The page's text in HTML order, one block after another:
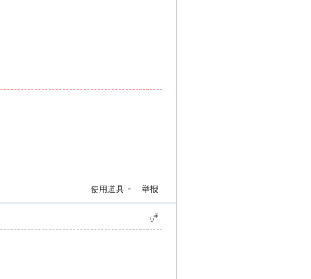
使用道具 举报
6#